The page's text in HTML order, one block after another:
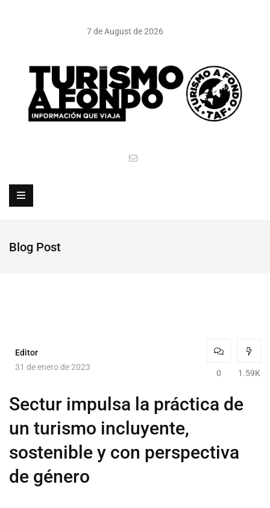
7 de August de 2026
Blog Post
Editor
31 de enero de 2023
0 1.59K
Sectur impulsa la práctica de
un turismo incluyente,
sostenible y con perspectiva
de género